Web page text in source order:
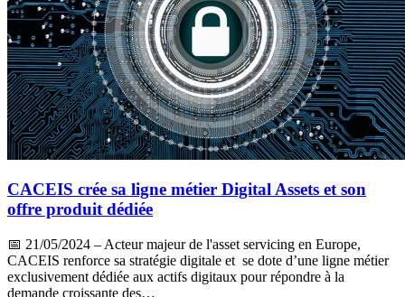
CACEIS crée sa ligne métier Digital Assets et son
offre produit dédiée
📅 21/05/2024 – Acteur majeur de l'asset servicing en Europe,
CACEIS renforce sa stratégie digitale et se dote d’une ligne métier
exclusivement dédiée aux actifs digitaux pour répondre à la
demande croissante des…